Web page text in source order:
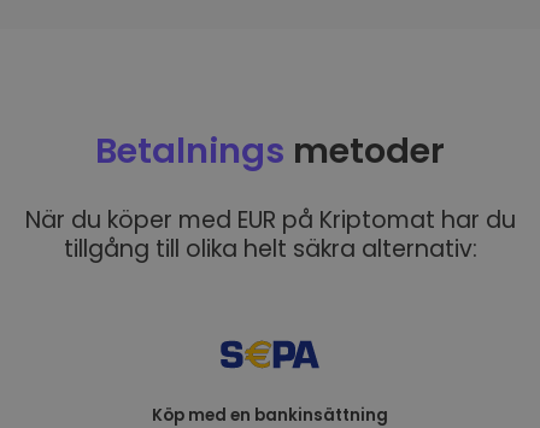
Betalnings metoder
När du köper med EUR på Kriptomat har du
tillgång till olika helt säkra alternativ:
Köp med en bankinsättning